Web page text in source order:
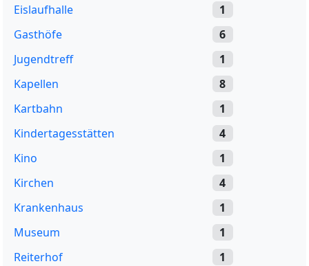
Eislaufhalle
1
Gasthöfe
6
Jugendtreff
1
Kapellen
8
Kartbahn
1
Kindertagesstätten
4
Kino
1
Kirchen
4
Krankenhaus
1
Museum
1
Reiterhof
1